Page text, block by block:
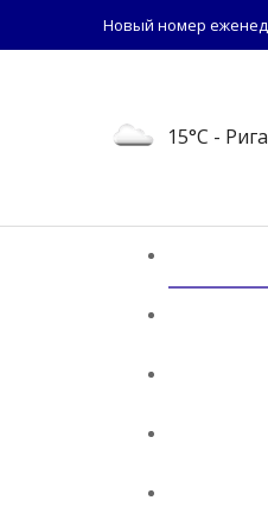
Новый номер
15°C - Рига